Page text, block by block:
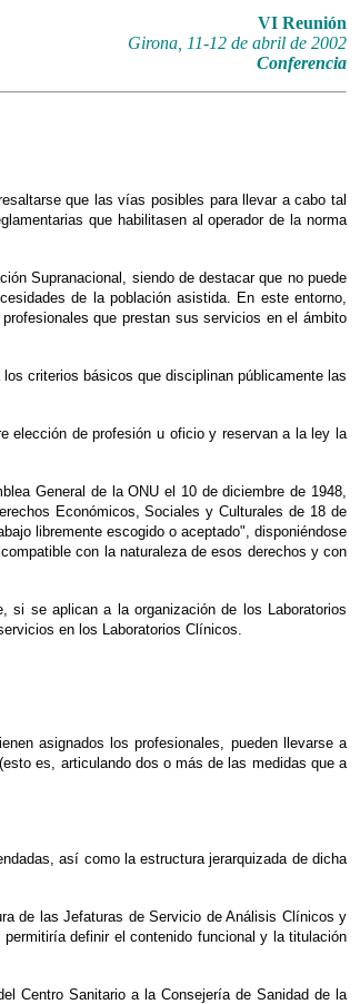
VI Reunión
Girona, 11-12 de abril de 2002
Conferencia
que las vías posibles para llevar a cabo tal
que habilitasen al operador de la norma
Supranacional, siendo de destacar que no puede
de la población asistida. En este entorno,
que prestan sus servicios en el ámbito
criterios básicos que disciplinan públicamente las
elección de profesión u oficio y reservan a la ley la
General de la ONU el 10 de diciembre de 1948,
Económicos, Sociales y Culturales de 18 de
libremente escogido o aceptado", disponiéndose
con la naturaleza de esos derechos y con
si se aplican a la organización de los Laboratorios
en los Laboratorios Clínicos.
asignados los profesionales, pueden llevarse a
es, articulando dos o más de las medidas que a
así como la estructura jerarquizada de dicha
de las Jefaturas de Servicio de Análisis Clínicos y
definir el contenido funcional y la titulación
Centro Sanitario a la Consejería de Sanidad de la